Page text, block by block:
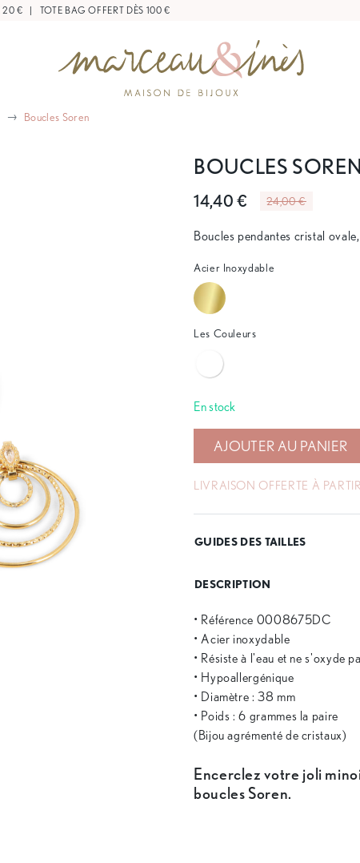
| TOTE BAG OFFERT DÈS 100 €
Boucles Soren
BOUCLES SOREN
14,40 € 24,00 €
Boucles pendantes cristal
Acier Inoxydable
Les Couleurs
En stock
AJOUTER AU PANIER
LIVRAISON OFFERTE À
GUIDES DES TAILLES
DESCRIPTION
• Référence 0008675DC
• Acier inoxydable
• Résiste à l'eau et ne s'oxyde
• Hypoallergénique
• Diamètre : 38 mm
• Poids : 6 grammes la paire
(Bijou agrémenté de cristaux)
Encerclez votre joli
boucles Soren.